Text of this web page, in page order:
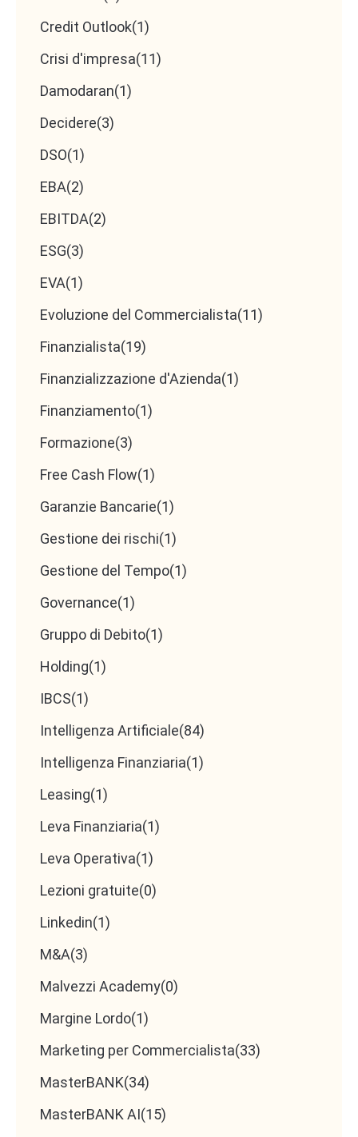
Credit Outlook(1)
Crisi d'impresa(11)
Damodaran(1)
Decidere(3)
DSO(1)
EBA(2)
EBITDA(2)
ESG(3)
EVA(1)
Evoluzione del Commercialista(11)
Finanzialista(19)
Finanzializzazione d'Azienda(1)
Finanziamento(1)
Formazione(3)
Free Cash Flow(1)
Garanzie Bancarie(1)
Gestione dei rischi(1)
Gestione del Tempo(1)
Governance(1)
Gruppo di Debito(1)
Holding(1)
IBCS(1)
Intelligenza Artificiale(84)
Intelligenza Finanziaria(1)
Leasing(1)
Leva Finanziaria(1)
Leva Operativa(1)
Lezioni gratuite(0)
Linkedin(1)
M&A(3)
Malvezzi Academy(0)
Margine Lordo(1)
Marketing per Commercialista(33)
MasterBANK(34)
MasterBANK AI(15)